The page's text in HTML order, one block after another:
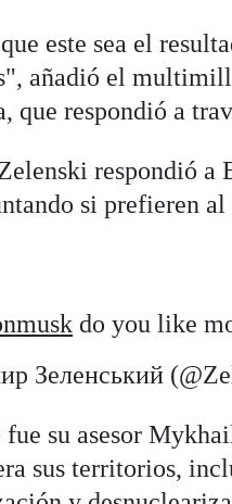
este sea el
añadió el
que respondió a
respondió a
si prefieren
do you like
Зеленський
su asesor
sus territorios,